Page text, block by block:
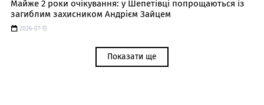
Майже 2 роки очікування: у Шепетівці попрощаються із
загиблим захисником Андрієм Зайцем
2026-07-15
Показати ще